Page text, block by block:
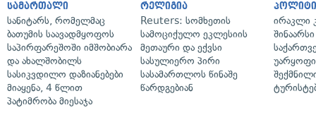
სამართალი
სანიტარს, რომელმაც
ბათუმის საავადმყოფოს
საპირფარეშოში იმშობიარა
და ახალშობილს
სასიკვდილო დაზიანებები
მიაყენა, 4 წლით
პატიმრობა მიესაჯა
რელიგია
Reuters: სომხეთის
სამოციქულო ეკლესიის
მეთაური და ექვსი
სასულიერო პირი
სასამართლოს წინაშე
წარდგებიან
ირაკლი